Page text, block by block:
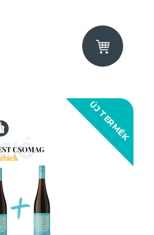
ÚJ TERMÉK